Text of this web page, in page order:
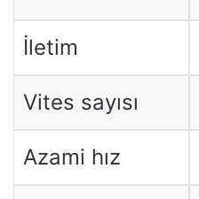
İletim
Vites sayısı
Azami hız